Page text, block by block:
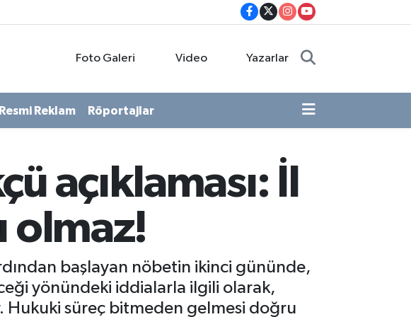
Foto Galeri Video Yazarlar
Resmi Reklam Röportajlar
açıklaması: İl
olmaz!
başlayan nöbetin ikinci gününde,
yönündeki iddialarla ilgili olarak,
Hukuki süreç bitmeden gelmesi doğru